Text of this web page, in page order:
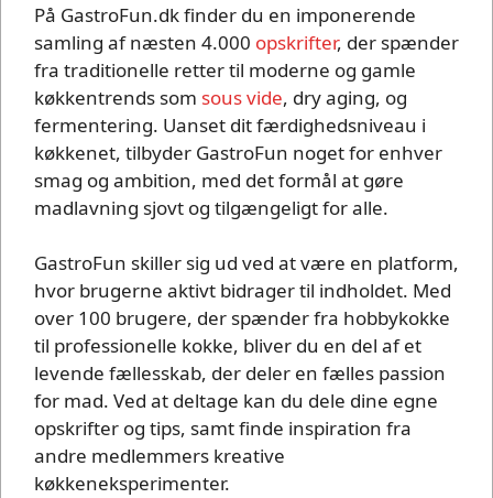
På GastroFun.dk finder du en imponerende
samling af næsten 4.000 opskrifter, der spænder
fra traditionelle retter til moderne og gamle
køkkentrends som sous vide, dry aging, og
fermentering. Uanset dit færdighedsniveau i
køkkenet, tilbyder GastroFun noget for enhver
smag og ambition, med det formål at gøre
madlavning sjovt og tilgængeligt for alle.
GastroFun skiller sig ud ved at være en platform,
hvor brugerne aktivt bidrager til indholdet. Med
over 100 brugere, der spænder fra hobbykokke
til professionelle kokke, bliver du en del af et
levende fællesskab, der deler en fælles passion
for mad. Ved at deltage kan du dele dine egne
opskrifter og tips, samt finde inspiration fra
andre medlemmers kreative
køkkeneksperimenter.